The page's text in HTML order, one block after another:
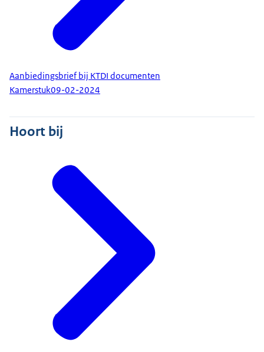
Aanbiedingsbrief bij KTDI documenten
Kamerstuk09-02-2024
Hoort bij